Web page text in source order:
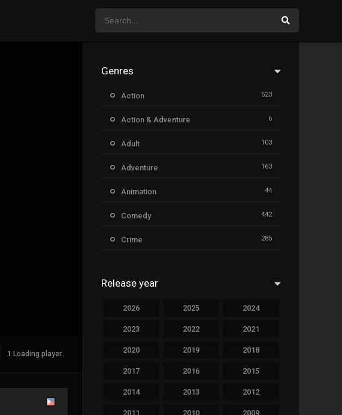
Loading player..
Genres
Action 523
Action & Adventure 6
Adult 103
Adventure 163
Animation 44
Comedy 442
Crime 285
Drama
Family
Release year
2026 2025 2024
2023 2022 2021
2020 2019 2018
2017 2016 2015
2014 2013 2012
2011 2010 2009